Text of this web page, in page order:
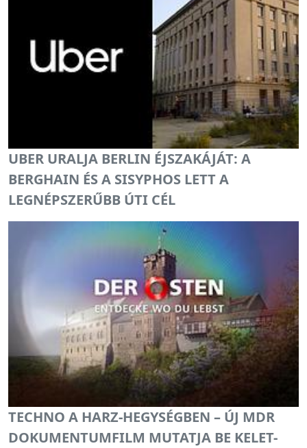
UBER URALJA BERLIN ÉJSZAKÁJÁT: A
BERGHAIN ÉS A SISYPHOS LETT A
LEGNÉPSZERŰBB ÚTI CÉL
TECHNO A HARZ-HEGYSÉGBEN – ÚJ MDR
DOKUMENTUMFILM MUTATJA BE KELET-